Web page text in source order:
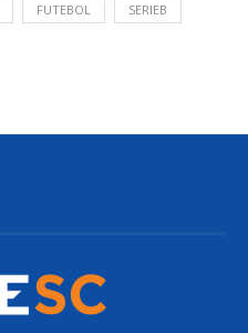
FUTEBOL SERIEB